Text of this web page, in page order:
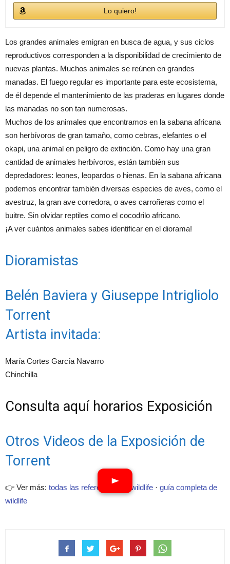
Lo quiero!
Los grandes animales emigran en busca de agua, y sus ciclos
reproductivos corresponden a la disponibilidad de crecimiento de
nuevas plantas. Muchos animales se reúnen en grandes
manadas. El fuego regular es importante para este ecosistema,
de él depende el mantenimiento de las praderas en lugares donde
las manadas no son tan numerosas.
Muchos de los animales que encontramos en la sabana africana
son herbívoros de gran tamaño, como cebras, elefantes o el
okapi, una animal en peligro de extinción. Como hay una gran
cantidad de animales herbívoros, están también sus
depredadores: leones, leopardos o hienas. En la sabana africana
podemos encontrar también diversas especies de aves, como el
avestruz, la gran ave corredora, o aves carroñeras como el
buitre. Sin olvidar reptiles como el cocodrilo africano.
¡A ver cuántos animales sabes identificar en el diorama!
Dioramistas
Belén Baviera y Giuseppe Intrigliolo
Torrent
Artista invitada:
María Cortes García Navarro
Chinchilla
Consulta aquí horarios Exposición
Otros Videos de la Exposición de
Torrent
👉 Ver más: todas las referencias de wildlife · guía completa de
wildlife